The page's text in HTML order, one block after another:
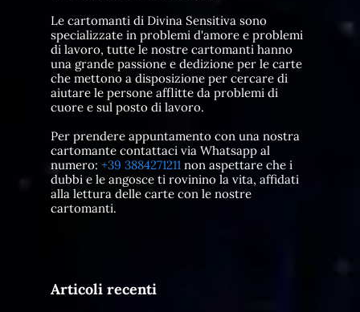
Le cartomanti di Divina Sensitiva sono
specializzate in problemi d'amore e problemi
di lavoro, tutte le nostre cartomanti hanno
una grande passione e dedizione per le carte
che mettono a disposizione per cercare di
aiutare le persone afflitte da problemi di
cuore e sul posto di lavoro.
Per prendere appuntamento con una nostra
cartomante contattaci via Whatsapp al
numero: +39 3884271211non aspettare che i
dubbi e le angosce ti rovinino la vita, affidati
alla lettura delle carte con le nostre
cartomanti.
Articoli recenti